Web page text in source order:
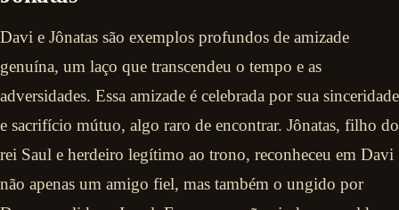
Davi e Jônatas são exemplos profundos de amizade
genuína, um laço que transcendeu o tempo e as
adversidades. Essa amizade é celebrada por sua sinceridade
e sacrifício mútuo, algo raro de encontrar. Jônatas, filho do
rei Saul e herdeiro legítimo ao trono, reconheceu em Davi
não apenas um amigo fiel, mas também o ungido por